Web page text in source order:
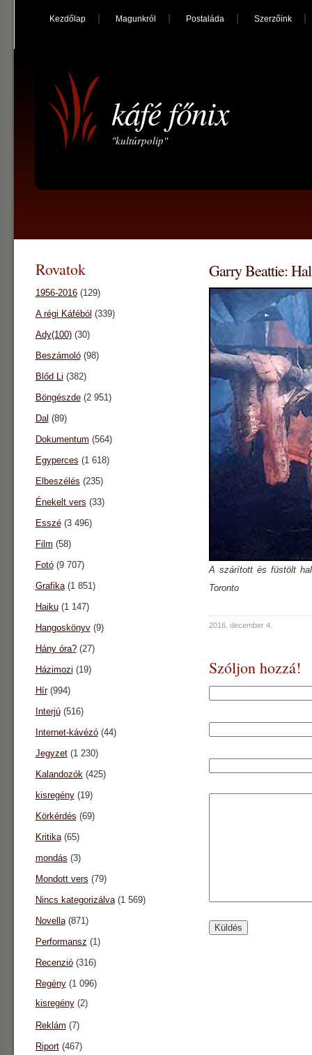
Kezdőlap Magunkról Postaláda Szerzőink
káfé főnix
"kultúrpolip"
Garry Beattie:
A szárított és füstölt
Toronto
2016. december 4.
Szóljon hozzá!
Rovatok
1956-2016(129)
A régi Káféból (339)
Ady(100)(30)
Beszámoló(98)
Blőd Li (382)
Böngészde(2 951)
Dal (89)
Dokumentum (564)
Egyperces (1 618)
Elbeszélés (235)
Énekelt vers (33)
Esszé(3 496)
Film (58)
Fotó(9 707)
Grafika(1 851)
Haiku(1 147)
Hangoskönyv(9)
Hány óra?(27)
Házimozi (19)
Hír(994)
Interjú(516)
Internet-kávézó(44)
Jegyzet(1 230)
Kalandozók(425)
kisregény(19)
Körkérdés (69)
Kritika(65)
mondás (3)
Mondott vers (79)
Nincs kategorizálva(1 569)
Novella(871)
Performansz (1)
Recenzió(316)
Regény(1 096)
kisregény(2)
Reklám (7)
Riport(467)